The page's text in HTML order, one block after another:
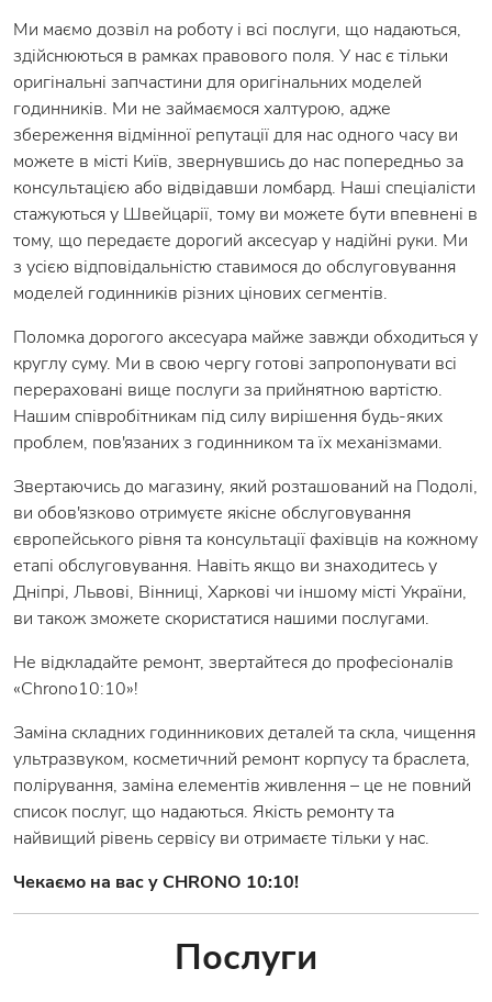
Ми маємо дозвіл на роботу і всі послуги, що надаються,
здійснюються в рамках правового поля. У нас є тільки
оригінальні запчастини для оригінальних моделей
годинників. Ми не займаємося халтурою, адже
збереження відмінної репутації для нас одного часу ви
можете в місті Київ, звернувшись до нас попередньо за
консультацією або відвідавши ломбард. Наші спеціалісти
стажуються у Швейцарії, тому ви можете бути впевнені в
тому, що передаєте дорогий аксесуар у надійні руки. Ми
з усією відповідальністю ставимося до обслуговування
моделей годинників різних цінових сегментів.
Поломка дорогого аксесуара майже завжди обходиться у
круглу суму. Ми в свою чергу готові запропонувати всі
перераховані вище послуги за прийнятною вартістю.
Нашим співробітникам під силу вирішення будь-яких
проблем, пов'язаних з годинником та їх механізмами.
Звертаючись до магазину, який розташований на Подолі,
ви обов'язково отримуєте якісне обслуговування
європейського рівня та консультації фахівців на кожному
етапі обслуговування. Навіть якщо ви знаходитесь у
Дніпрі, Львові, Вінниці, Харкові чи іншому місті України,
ви також зможете скористатися нашими послугами.
Не відкладайте ремонт, звертайтеся до професіоналів
«Chrono10:10»!
Заміна складних годинникових деталей та скла, чищення
ультразвуком, косметичний ремонт корпусу та браслета,
полірування, заміна елементів живлення – це не повний
список послуг, що надаються. Якість ремонту та
найвищий рівень сервісу ви отримаєте тільки у нас.
Чекаємо на вас у CHRONO 10:10!
Послуги